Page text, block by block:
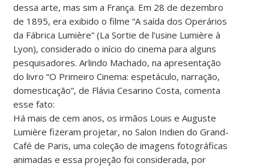
dessa arte, mas sim a França. Em 28 de dezembro
de 1895, era exibido o filme “A saída dos Operários
da Fábrica Lumière” (La Sortie de l’usine Lumière à
Lyon), considerado o início do cinema para alguns
pesquisadores. Arlindo Machado, na apresentação
do livro “O Primeiro Cinema: espetáculo, narração,
domesticação”, de Flávia Cesarino Costa, comenta
esse fato:
Há mais de cem anos, os irmãos Louis e Auguste
Lumière fizeram projetar, no Salon Indien do Grand-
Café de Paris, uma coleção de imagens fotográficas
animadas e essa projeção foi considerada, por